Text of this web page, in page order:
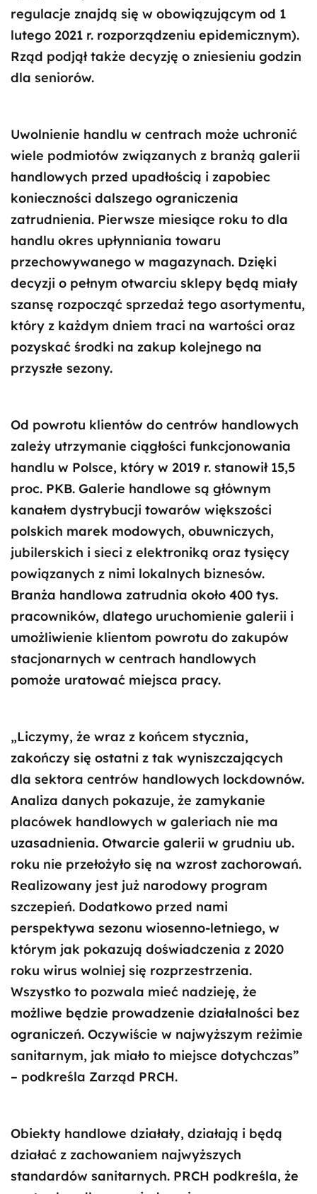
regulacje znajdą się w obowiązującym od 1
lutego 2021 r. rozporządzeniu epidemicznym).
Rząd podjął także decyzję o zniesieniu godzin
dla seniorów.
Uwolnienie handlu w centrach może uchronić
wiele podmiotów związanych z branżą galerii
handlowych przed upadłością i zapobiec
konieczności dalszego ograniczenia
zatrudnienia. Pierwsze miesiące roku to dla
handlu okres upłynniania towaru
przechowywanego w magazynach. Dzięki
decyzji o pełnym otwarciu sklepy będą miały
szansę rozpocząć sprzedaż tego asortymentu,
który z każdym dniem traci na wartości oraz
pozyskać środki na zakup kolejnego na
przyszłe sezony.
Od powrotu klientów do centrów handlowych
zależy utrzymanie ciągłości funkcjonowania
handlu w Polsce, który w 2019 r. stanowił 15,5
proc. PKB. Galerie handlowe są głównym
kanałem dystrybucji towarów większości
polskich marek modowych, obuwniczych,
jubilerskich i sieci z elektroniką oraz tysięcy
powiązanych z nimi lokalnych biznesów.
Branża handlowa zatrudnia około 400 tys.
pracowników, dlatego uruchomienie galerii i
umożliwienie klientom powrotu do zakupów
stacjonarnych w centrach handlowych
pomoże uratować miejsca pracy.
„Liczymy, że wraz z końcem stycznia,
zakończy się ostatni z tak wyniszczających
dla sektora centrów handlowych lockdownów.
Analiza danych pokazuje, że zamykanie
placówek handlowych w galeriach nie ma
uzasadnienia. Otwarcie galerii w grudniu ub.
roku nie przełożyło się na wzrost zachorowań.
Realizowany jest już narodowy program
szczepień. Dodatkowo przed nami
perspektywa sezonu wiosenno-letniego, w
którym jak pokazują doświadczenia z 2020
roku wirus wolniej się rozprzestrzenia.
Wszystko to pozwala mieć nadzieję, że
możliwe będzie prowadzenie działalności bez
ograniczeń. Oczywiście w najwyższym reżimie
sanitarnym, jak miało to miejsce dotychczas”
– podkreśla Zarząd PRCH.
Obiekty handlowe działały, działają i będą
działać z zachowaniem najwyższych
standardów sanitarnych. PRCH podkreśla, że